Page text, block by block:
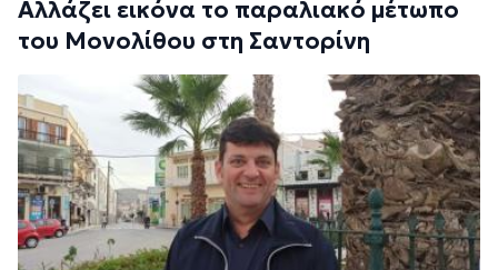
Αλλάζει εικόνα το παραλιακό μέτωπο
του Μονολίθου στη Σαντορίνη